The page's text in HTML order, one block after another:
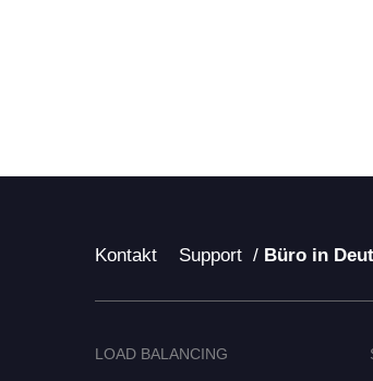
Kontakt Support / Büro in
LOAD BALANCING